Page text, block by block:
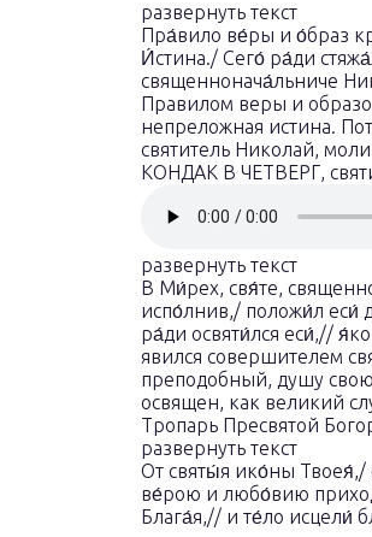
развернуть текст
Пра́вило ве́ры и о́браз
И́стина./ Сего́ ра́ди
священнонача́льниче
Правилом веры и
непреложная истина.
святитель Николай,
КОНДАК В ЧЕТВЕРГ,
развернуть текст
В Ми́рех, свя́те,
испо́лнив,/ положи́л еси́
ра́ди освяти́лся еси́,//
явился совершителем
преподобный, душу
освящен, как великий
Тропарь Пресвятой
развернуть текст
От святы́я ико́ны
ве́рою и любо́вию
Блага́я,// и те́ло исцели́